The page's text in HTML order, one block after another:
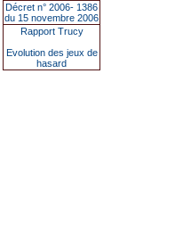
Décret n° 2006- 1386
du 15 novembre 2006
Rapport Trucy
Evolution des jeux de
hasard